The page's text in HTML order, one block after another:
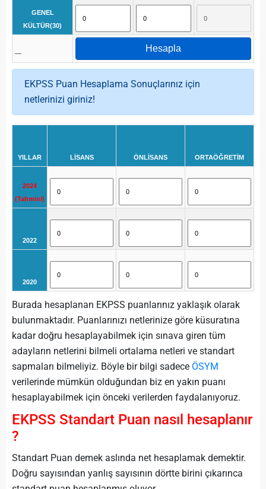
GENEL
KÜLTÜR(30)
— Hesapla
EKPSS Puan Hesaplama Sonuçlarınız için
netlerinizi giriniz!
YILLAR LİSANS ÖNLİSANS ORTAÖĞRETİM
2024
(Tahmini)
2022
2020
Burada hesaplanan EKPSS puanlarınız yaklaşık olarak
bulunmaktadır. Puanlarınızı netlerinize göre küsuratına
kadar doğru hesaplayabilmek için sınava giren tüm
adayların netlerini bilmeli ortalama netleri ve standart
sapmaları bilmeliyiz. Böyle bir bilgi sadece ÖSYM
verilerinde mümkün olduğundan biz en yakın puanı
hesaplayabilmek için önceki verilerden faydalanıyoruz.
EKPSS Standart Puan nasıl hesaplanır
?
Standart Puan demek aslında net hesaplamak demektir.
Doğru sayısından yanlış sayısının dörtte birini çıkarınca